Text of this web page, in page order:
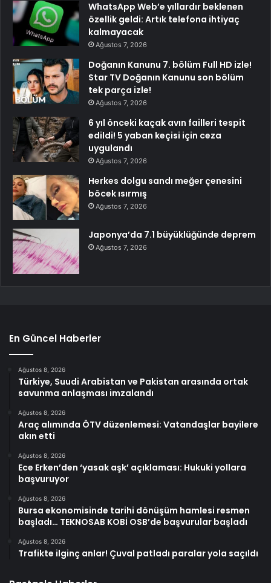
WhatsApp Web’e yıllardır beklenen
özellik geldi: Artık telefona ihtiyaç
kalmayacak
Ağustos 7, 2026
Doğanın Kanunu 7. bölüm Full HD izle!
Star TV Doğanın Kanunu son bölüm
tek parça izle!
Ağustos 7, 2026
6 yıl önceki kaçak avın failleri tespit
edildi! 5 yaban keçisi için ceza
uygulandı
Ağustos 7, 2026
Herkes dolgu sandı meğer çenesini
böcek ısırmış
Ağustos 7, 2026
Japonya’da 7.1 büyüklüğünde deprem
Ağustos 7, 2026
En Güncel Haberler
Ağustos 8, 2026
Türkiye, Suudi Arabistan ve Pakistan arasında ortak
savunma anlaşması imzalandı
Ağustos 8, 2026
Araç alımında ÖTV düzenlemesi: Vatandaşlar bayilere
akın etti
Ağustos 8, 2026
Ece Erken’den ‘yasak aşk’ açıklaması: Hukuki yollara
başvuruyor
Ağustos 8, 2026
Bursa ekonomisinde tarihi dönüşüm hamlesi resmen
başladı… TEKNOSAB KOBİ OSB’de başvurular başladı
Ağustos 8, 2026
Trafikte ilginç anlar! Çuval patladı paralar yola saçıldı